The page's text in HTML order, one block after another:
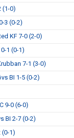
(1-0)
3 (0-2)
KF 7-0 (2-0)
1 (0-1)
7-1 (3-0)
BI 1-5 (0-2)
9-0 (6-0)
BI 2-7 (0-2)
(0-1)